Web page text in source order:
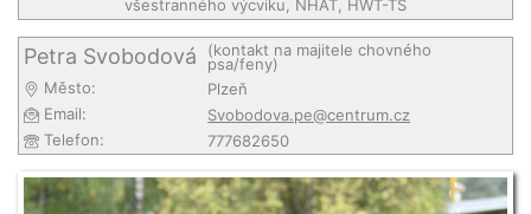
všestranného výcviku, NHAT, HWT-TS
Petra Svobodová (kontakt na majitele chovného
psa/feny)
Město:
Plzeň
Email:
Svobodova.pe@centrum.cz
Telefon:
777682650